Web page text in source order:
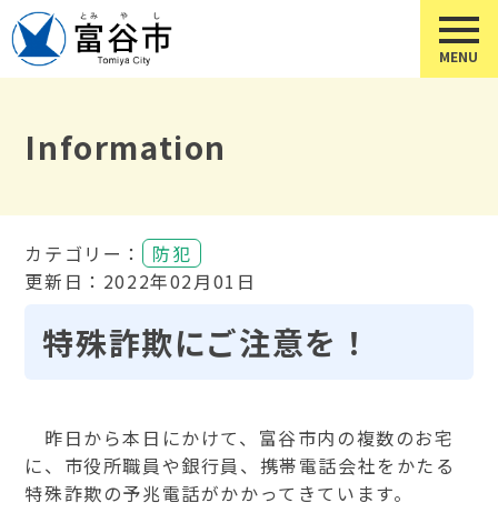
Information
カテゴリー：
防犯
更新日：2022年02月01日
特殊詐欺にご注意を！
昨日から本日にかけて、富谷市内の複数のお宅
に、市役所職員や銀行員、携帯電話会社をかたる
特殊詐欺の予兆電話がかかってきています。